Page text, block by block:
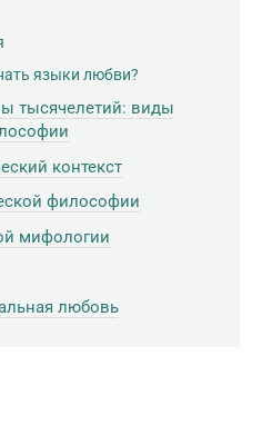
языки любви?
тысячелетий: виды
контекст
философии
мифологии
любовь